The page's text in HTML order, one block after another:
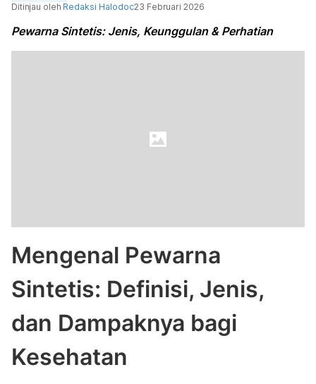
Ditinjau oleh Redaksi Halodoc23 Februari 2026
Pewarna Sintetis: Jenis, Keunggulan & Perhatian
Mengenal Pewarna
Sintetis: Definisi, Jenis,
dan Dampaknya bagi
Kesehatan